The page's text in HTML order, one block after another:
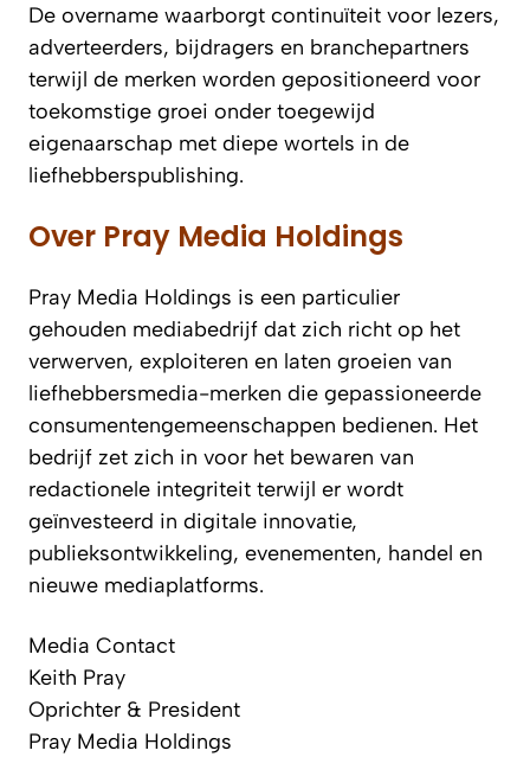
De overname waarborgt continuïteit voor lezers,
adverteerders, bijdragers en branchepartners
terwijl de merken worden gepositioneerd voor
toekomstige groei onder toegewijd
eigenaarschap met diepe wortels in de
liefhebberspublishing.
Over Pray Media Holdings
Pray Media Holdings is een particulier
gehouden mediabedrijf dat zich richt op het
verwerven, exploiteren en laten groeien van
liefhebbersmedia-merken die gepassioneerde
consumentengemeenschappen bedienen. Het
bedrijf zet zich in voor het bewaren van
redactionele integriteit terwijl er wordt
geïnvesteerd in digitale innovatie,
publieksontwikkeling, evenementen, handel en
nieuwe mediaplatforms.
Media Contact
Keith Pray
Oprichter & President
Pray Media Holdings